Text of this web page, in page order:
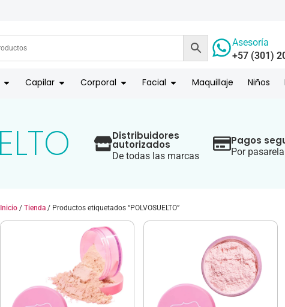
LOS MEDIOS DE PAGO
Asesoría
+57 (301)
Capilar Corporal Facial Maquillaje Niños
Distribuidores
autorizados
De todas las marcas
Pagos
Por
Inicio / Tienda / Productos etiquetados “POLVOSUELTO”